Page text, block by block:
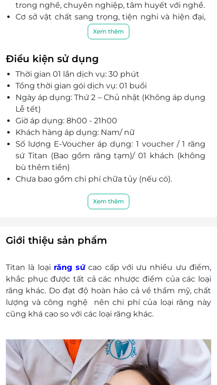
trong nghề, chuyên nghiệp, tâm huyết với nghề.
Cơ sở vật chất sang trọng, tiện nghi và hiện đại,
các phòng chức năng và dụng cụ đều được vô
trùng, khử khuẩn với từng khách hàng.
Hệ thống máy móc hiện đại, hỗ trợ quá trình
điều trị, các dịch vụ chăm sóc răng miệng đa
dạng từ cơ bản đến chuyên sâu.
Xem thêm
Điều kiện sử dụng
Thời gian 01 lần dịch vụ: 30 phút
Tổng thời gian gói dịch vụ: 01 buổi
Ngày áp dụng: Thứ 2 – Chủ nhật (Không áp dụng
Lễ tết)
Giờ áp dụng: 8h00 - 21h00
Khách hàng áp dụng: Nam/ nữ
Số lượng E-Voucher áp dụng: 1 voucher / 1 răng
sứ Titan (Bao gồm răng tạm)/ 01 khách (không
bù thêm tiền)
Chưa bao gồm chi phí chữa tủy (nếu có).
Một khách hàng được mua nhiều voucher
vụ tốt nhất. Nếu khách hàng không liên hệ
trước nha khoa có quyền từ chối phục vụ khi full
Địa chỉ: 864 Trương Định - Hoàng Mai - Hà
Nội.
Điện thoại: 0395 344 823
E-Voucher/E-Coupon không có giá trị quy đổi
thành tiền mặt, không trả lại tiền thừa.
khuyến mại khác
Giá chưa bao gồm VAT. Khách hàng muốn lấy
hóa đơn vui lòng liên hệ NCC
Xem thêm
Giới thiệu sản phẩm
Titan là loại răng sứcao cấp với ưu nhiều ưu điểm,
khắc phục được tất cả các nhược điểm của các loại
răng khác. Do đạt độ hoàn hảo cả về thẩm mỹ, chất
lượng và công nghệ nên chi phí của loại răng này
cũng khá cao so với các loại răng khác.